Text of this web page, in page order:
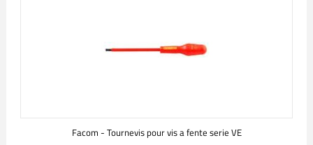
Facom - Tournevis pour vis a fente serie VE